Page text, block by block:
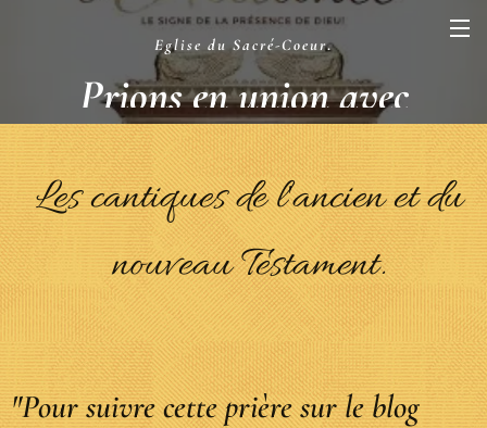
Eglise du Sacré-Coeur.
Prions en union avec
la Liturgie.
Les cantiques de l'ancien et du
nouveau Testament.
"Poursuivre cette prière sur le blog